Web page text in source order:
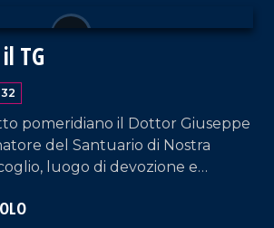
TG
pomeridiano il Dottor Giuseppe
del Santuario di Nostra
luogo di devozione e
italiana".